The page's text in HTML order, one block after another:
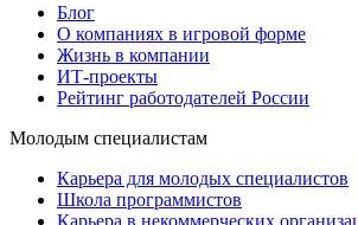
Блог
О компаниях в игровой форме
Жизнь в компании
ИТ-проекты
Рейтинг работодателей России
Молодым специалистам
Карьера для молодых специалистов
Школа программистов
Карьера в некоммерческих